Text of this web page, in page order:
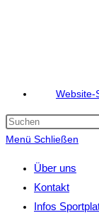
Website-
Menü Schließen
Über uns
Kontakt
Infos